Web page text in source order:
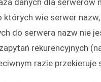
danych dla
których wie serwer
do serwera nazw nie
rekurencyjnych
razie przekieruje